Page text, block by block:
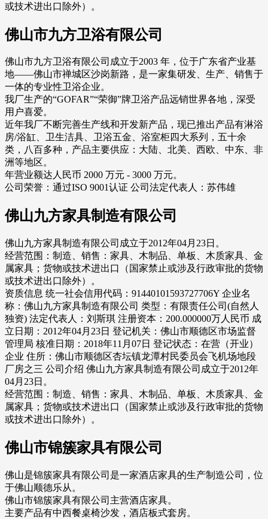
或技术进出口除外）。
佛山市九方卫浴有限公司
佛山市九方卫浴有限公司成立于2003 年，位于广东省产业基
地——佛山市禅城区沙岗新路，是一家集研发、生产、销售于
一体的专业性卫浴企业。
我厂生产的“GOFAR”“荣御”牌卫浴产品远销世界各地，深受
用户喜爱。
近年我厂不断完善生产线和开发新产品，现已推出产品有淋浴
房/浴缸、卫生洁具、卫浴五金、浴室柜四大系列，五十余
类，八百多种，产品主要供应：大陆、北美、西欧、中东、非
洲等地区。
年营业额达人民币 2000 万元 - 3000 万元。
公司荣誉：通过ISO 9001认证 公司法定代表人：苏伟雄
佛山九方家具制造有限公司
佛山九方家具制造有限公司成立于2012年04月23日。
经营范围：制造、销售：家具、木制品、单板、木质家具、金
属家具；货物或技术进出口（国家禁止或涉及行政审批的货物
或技术进出口除外）。
资质信息 统一社会信用代码：91440101593727706Y 企业名
称：佛山九方家具制造有限公司 类型：有限责任公司(自然人
独资) 法定代表人：刘斯琪 注册资本：200.000000万人民币 成
立日期：2012年04月23日 登记机关：佛山市顺德区市场监督
管理局 核准日期：2018年11月07日 登记状态：在营（开业）
企业 住所：佛山市顺德区杏坛镇龙潭村民委员会飞机场地段
厂房之三 公司介绍 佛山九方家具制造有限公司成立于2012年
04月23日。
经营范围：制造、销售：家具、木制品、单板、木质家具、金
属家具；货物或技术进出口（国家禁止或涉及行政审批的货物
或技术进出口除外）。
佛山市锦簇家具有限公司
佛山是锦簇家具有限公司是一家酒店家具的生产制造公司，位
于佛山顺德乐从。
佛山市锦簇家具有限公司主营酒店家具。
主要产品有中西餐桌椅沙发，酒店板式套房。